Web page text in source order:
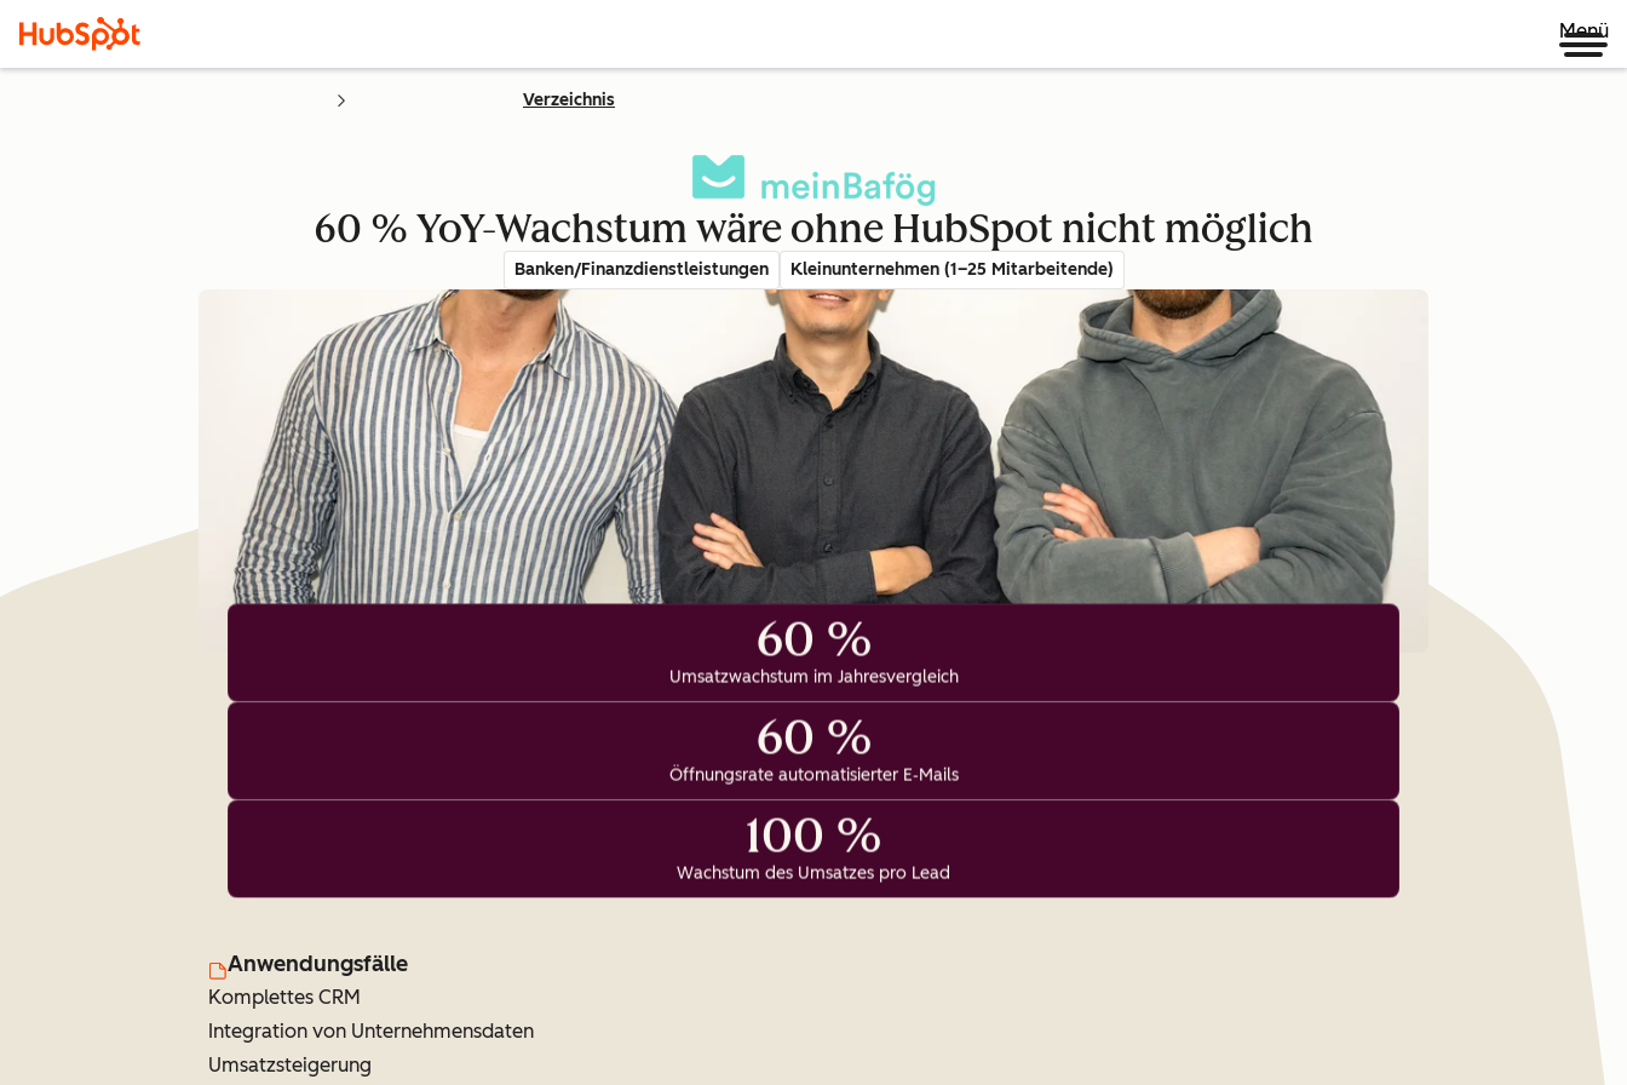
Menü
Verzeichnis
60 % YoY-Wachstum wäre ohne HubSpot nicht möglich
Banken/Finanzdienstleistungen Kleinunternehmen (1–25 Mitarbeitende)
60 %
Umsatzwachstum im Jahresvergleich
60 %
Öffnungsrate automatisierter E‑Mails
100 %
Wachstum des Umsatzes pro Lead
Anwendungsfälle
Komplettes CRM
Integration von Unternehmensdaten
Umsatzsteigerung